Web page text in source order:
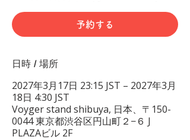
予約する
日時 / 場所
2027年3月17日 23:15 JST – 2027年3月
18日 4:30 JST
Voyger stand shibuya, 日本、〒150-
0044 東京都渋谷区円山町２−６ J
PLAZAビル 2F